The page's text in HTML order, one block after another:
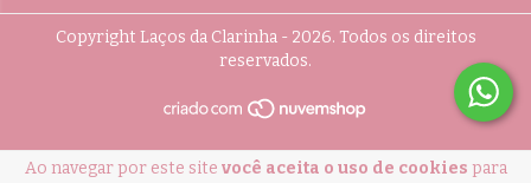
Ao navegar por este site você aceita o uso de cookies para
Copyright Laços da Clarinha - 2026. Todos os direitos
reservados.